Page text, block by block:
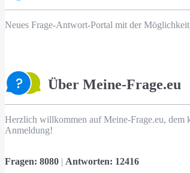
Neues Frage-Antwort-Portal mit der
Über Meine-Frage.eu
Herzlich willkommen auf Meine-Frage.eu, dem
Anmeldung!
Fragen: 8080 | Antworten: 12416